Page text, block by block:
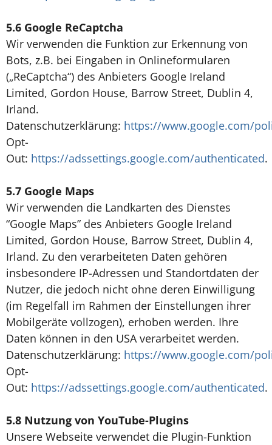
5.6 Google ReCaptcha
Wir verwenden die Funktion zur Erkennung von
Bots, z.B. bei Eingaben in Onlineformularen
(„ReCaptcha“) des Anbieters Google Ireland
Limited, Gordon House, Barrow Street, Dublin 4,
Irland.
Datenschutzerklärung: https://www.google.com/
Opt-
Out: https://adssettings.google.com/authenticated.
5.7 Google Maps
Wir verwenden die Landkarten des Dienstes
“Google Maps” des Anbieters Google Ireland
Limited, Gordon House, Barrow Street, Dublin 4,
Irland. Zu den verarbeiteten Daten gehören
insbesondere IP-Adressen und Standortdaten der
Nutzer, die jedoch nicht ohne deren Einwilligung
(im Regelfall im Rahmen der Einstellungen ihrer
Mobilgeräte vollzogen), erhoben werden. Ihre
Daten können in den USA verarbeitet werden.
Datenschutzerklärung: https://www.google.com/
Opt-
Out: https://adssettings.google.com/authenticated.
5.8 Nutzung von YouTube-Plugins
Unsere Webseite verwendet die Plugin-Funktion